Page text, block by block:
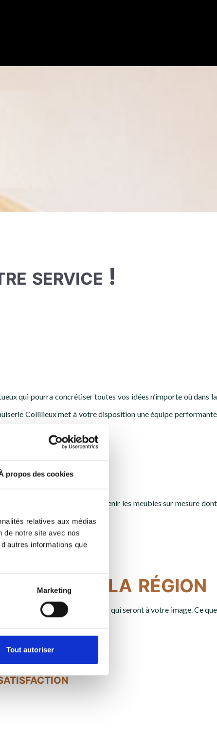
propos des cookies
relatives aux médias
de notre site avec nos
informations que
Marketing
Tout autoriser
service !
qui pourra concrétiser toutes vos idées n’importe où dans la
Collilieux met à votre disposition une équipe performante
votre principal atout pour obtenir les meubles sur mesure dont
dans la région
pour vous réaliser les meubles qui seront à votre image. Ce que